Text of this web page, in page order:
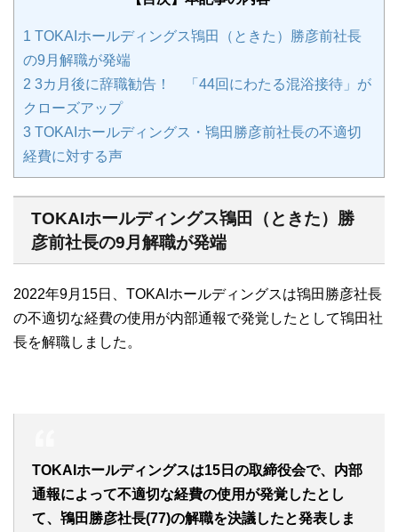
1 TOKAIホールディングス鴇田（ときた）勝彦前社長
の9月解職が発端
2 3カ月後に辞職勧告！ 「44回にわたる混浴接待」が
クローズアップ
3 TOKAIホールディングス・鴇田勝彦前社長の不適切
経費に対する声
TOKAIホールディングス鴇田（ときた）勝
彦前社長の9月解職が発端
2022年9月15日、TOKAIホールディングスは鴇田勝彦社長
の不適切な経費の使用が内部通報で発覚したとして鴇田社
長を解職しました。
TOKAIホールディングスは15日の取締役会で、内部
通報によって不適切な経費の使用が発覚したとし
て、鴇田勝彦社長(77)の解職を決議したと発表しま